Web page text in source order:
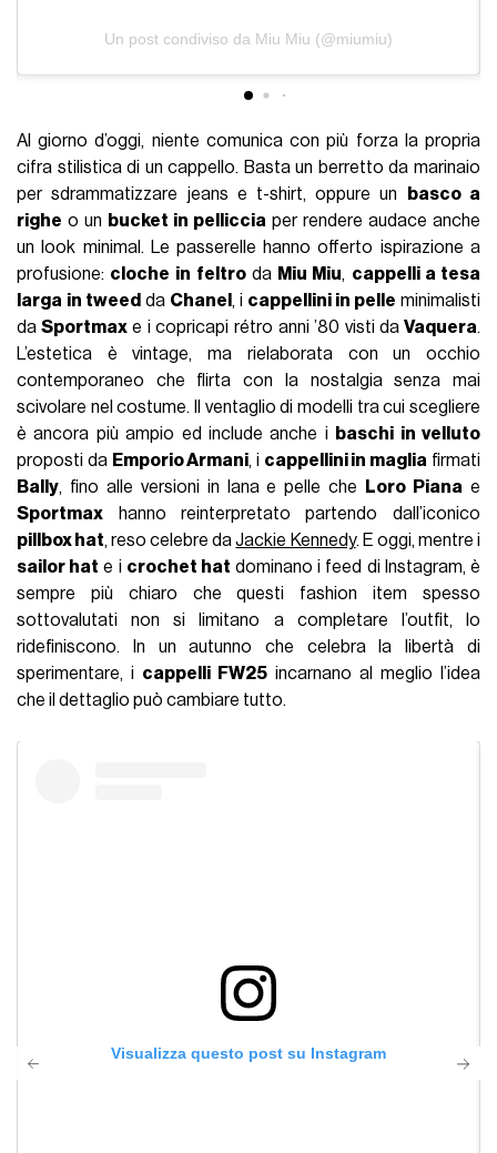
Un post condiviso da Miu Miu (@miumiu)
Al giorno d’oggi, niente comunica con più forza la propria
cifra stilistica di un cappello. Basta un berretto da marinaio
per sdrammatizzare jeans e t-shirt, oppure un
basco a
righe o un bucket in pelliccia per rendere audace anche
un look minimal. Le passerelle hanno offerto ispirazione a
profusione: cloche in feltroda Miu Miu, cappelli a tesa
larga in tweed da Chanel, i cappellini in pelle minimalisti
da Sportmaxe i copricapi rétro anni ’80 visti da Vaquera.
L’estetica è vintage, ma rielaborata con un occhio
contemporaneo che flirta con la nostalgia senza mai
scivolare nel costume. Il ventaglio di modelli tra cui scegliere
è ancora più ampio ed include anche i
baschi in velluto
proposti da Emporio Armani, i cappellini in maglia firmati
Bally, fino alle versioni in lana e pelle che Loro Piana e
Sportmax hanno reinterpretato partendo dall’iconico
pillbox hat, reso celebre daJackie Kennedy. E oggi, mentre i
sailor hat e i crochet hat dominano i feed di Instagram, è
sempre più chiaro che questi fashion item spesso
sottovalutati non si limitano a completare l’outfit, lo
ridefiniscono. In un autunno che celebra la libertà di
sperimentare, i cappelli FW25 incarnano al meglio l’idea
che il dettaglio può cambiare tutto.
Visualizza questo post su Instagram